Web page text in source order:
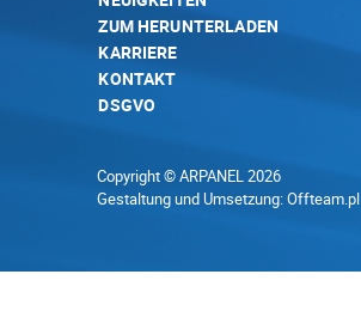
ZUM HERUNTERLADEN
KARRIERE
KONTAKT
DSGVO
Copyright © ARPANEL 2026
Gestaltung und Umsetzung:Offteam.pl